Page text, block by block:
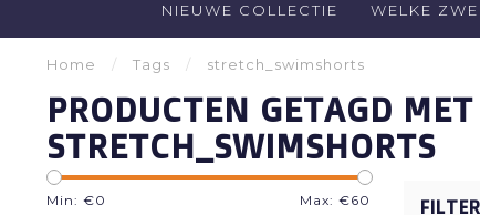
NIEUWE COLLECTIE WELKE
Home / Tags / stretch_swimshorts
PRODUCTEN GETAGD MET
STRETCH_SWIMSHORTS
Min: €0 Max: €60